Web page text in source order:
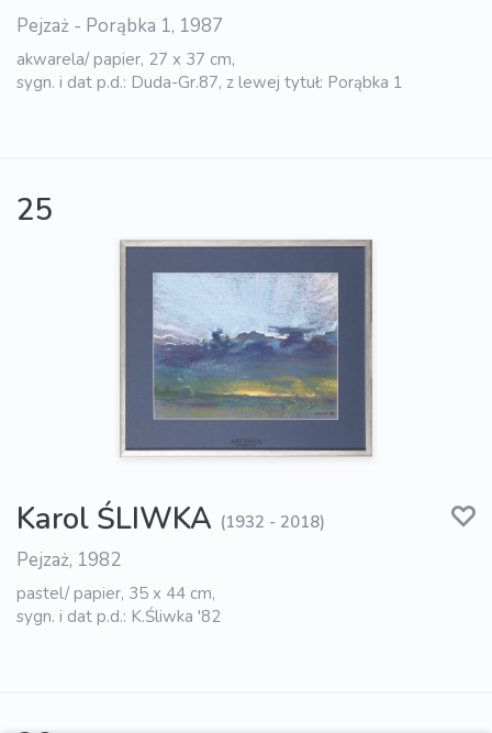
Pejzaż - Porąbka 1, 1987
akwarela/ papier, 27 x 37 cm,
sygn. i dat p.d.: Duda-Gr.87, z lewej tytuł: Porąbka 1
25
Karol ŚLIWKA (1932 - 2018)
Pejzaż, 1982
pastel/ papier, 35 x 44 cm,
sygn. i dat p.d.: K.Śliwka '82